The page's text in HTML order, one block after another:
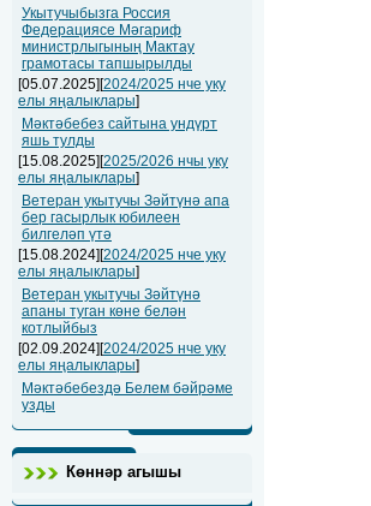
Укытучыбызга Россия
Федерациясе Мәгариф
министрлыгының Мактау
грамотасы тапшырылды
[05.07.2025][2024/2025 нче уку
елы яңалыклары]
Мәктәбебез сайтына ундүрт
яшь тулды
[15.08.2025][2025/2026 нчы уку
елы яңалыклары]
Ветеран укытучы Зәйтүнә апа
бер гасырлык юбилеен
билгеләп үтә
[15.08.2024][2024/2025 нче уку
елы яңалыклары]
Ветеран укытучы Зәйтүнә
апаны туган көне белән
котлыйбыз
[02.09.2024][2024/2025 нче уку
елы яңалыклары]
Мәктәбебездә Белем бәйрәме
узды
Көннәр агышы